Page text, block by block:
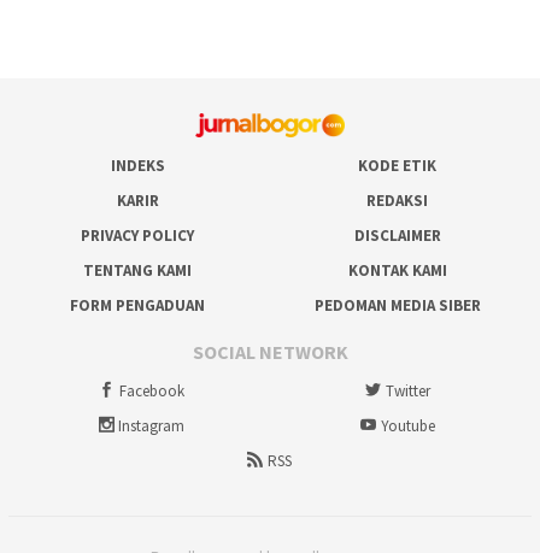
INDEKS
KODE ETIK
KARIR
REDAKSI
PRIVACY POLICY
DISCLAIMER
TENTANG KAMI
KONTAK KAMI
FORM PENGADUAN
PEDOMAN MEDIA SIBER
SOCIAL NETWORK
Facebook
Twitter
Instagram
Youtube
RSS